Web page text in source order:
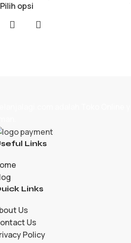
Pilih opsi
Links
Links
Us
Us
Policy